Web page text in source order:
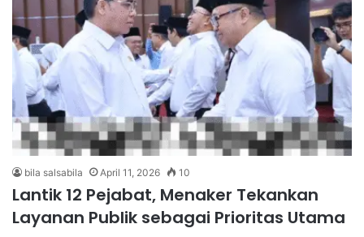
bila salsabila April 11, 2026 10
Lantik 12 Pejabat, Menaker Tekankan
Layanan Publik sebagai Prioritas Utama